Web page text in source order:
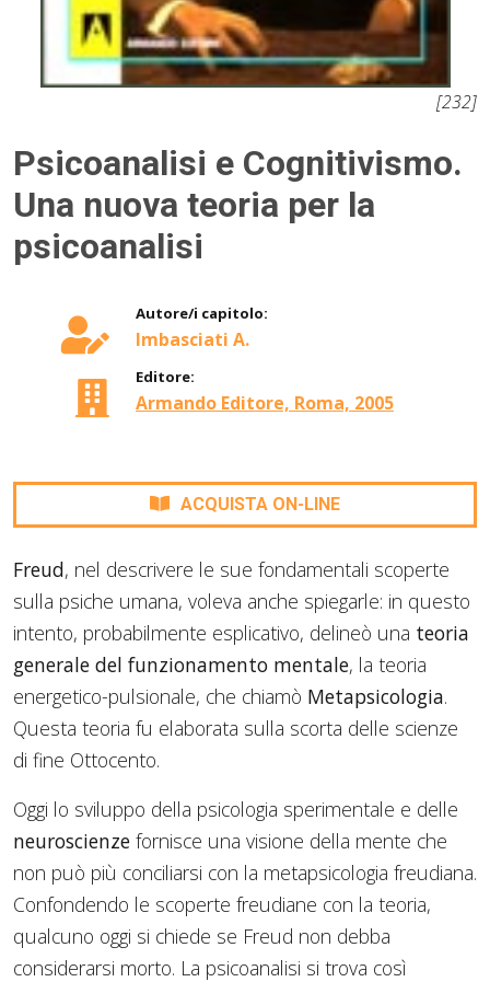
[232]
Psicoanalisi e Cognitivismo.
Una nuova teoria per la
psicoanalisi
Autore/i capitolo:
Imbasciati A.
Editore:
Armando Editore, Roma, 2005
ACQUISTA ON-LINE
Freud, nel descrivere le sue fondamentali scoperte
sulla psiche umana, voleva anche spiegarle: in questo
intento, probabilmente esplicativo, delineò una teoria
generale del funzionamento mentale, la teoria
energetico-pulsionale, che chiamò Metapsicologia.
Questa teoria fu elaborata sulla scorta delle scienze
di fine Ottocento.
Oggi lo sviluppo della psicologia sperimentale e delle
neuroscienze fornisce una visione della mente che
non può più conciliarsi con la metapsicologia freudiana.
Confondendo le scoperte freudiane con la teoria,
qualcuno oggi si chiede se Freud non debba
considerarsi morto. La psicoanalisi si trova così